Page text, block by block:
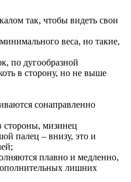
так, чтобы видеть свои
веса, но такие,
по дугообразной
в сторону, но не выше
сонаправленно
мизинец
палец – внизу, это и
плавно и медленно,
лишних